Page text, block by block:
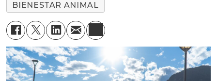
BIENESTAR ANIMAL